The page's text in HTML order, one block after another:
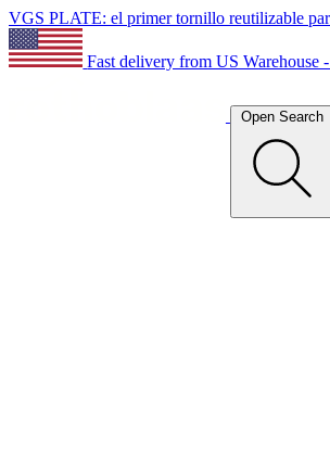
VGS PLATE: el primer tornillo reutilizable
Fast delivery from US Warehouse
Open Search